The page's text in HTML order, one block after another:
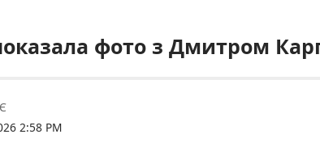
фото з Дмитром
2:58 PM